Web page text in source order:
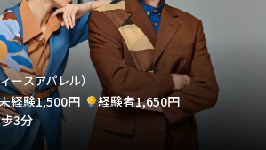
ースアパレル）
経験1,500円
経験者1,650円
3分